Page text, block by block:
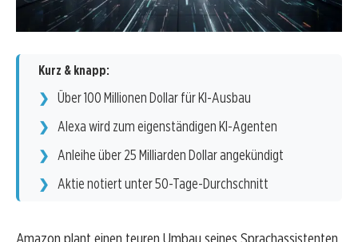
Kurz & knapp:
Über 100 Millionen Dollar für KI-Ausbau
Alexa wird zum eigenständigen KI-Agenten
Anleihe über 25 Milliarden Dollar angekündigt
Aktie notiert unter 50-Tage-Durchschnitt